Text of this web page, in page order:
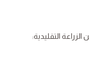
التقليدية: